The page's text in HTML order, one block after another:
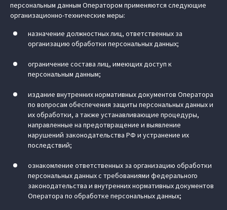
персональным данным Оператором применяются следующие
организационно-технические меры:
назначение должностных лиц, ответственных за
организацию обработки персональных данных;
ограничение состава лиц, имеющих доступ к
персональным данным;
издание внутренних нормативных документов Оператора
по вопросам обеспечения защиты персональных данных и
их обработки, а также устанавливающие процедуры,
направленные на предотвращение и выявление
нарушений законодательства РФ и устранение их
последствий;
ознакомление ответственных за организацию обработки
персональных данных с требованиями федерального
законодательства и внутренних нормативных документов
Оператора по обработке персональных данных;